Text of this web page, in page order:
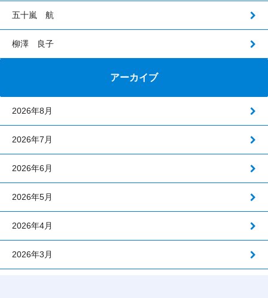
五十嵐 航
柳澤 良子
アーカイブ
2026年8月
2026年7月
2026年6月
2026年5月
2026年4月
2026年3月